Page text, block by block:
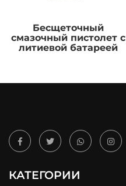
Бесщеточный
смазочный пистолет с
литиевой батареей
КАТЕГОРИИ